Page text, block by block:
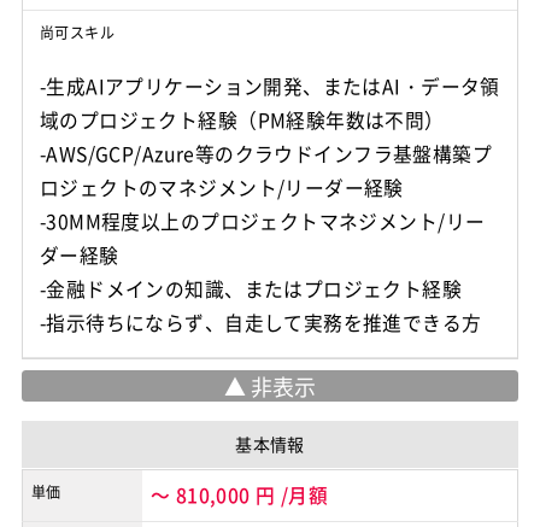
尚可スキル
-生成AIアプリケーション開発、またはAI・データ領
域のプロジェクト経験（PM経験年数は不問）
-AWS/GCP/Azure等のクラウドインフラ基盤構築プ
ロジェクトのマネジメント/リーダー経験
-30MM程度以上のプロジェクトマネジメント/リー
ダー経験
-金融ドメインの知識、またはプロジェクト経験
-指示待ちにならず、自走して実務を推進できる方
基本情報
単価 ～ 810,000 円 /月額